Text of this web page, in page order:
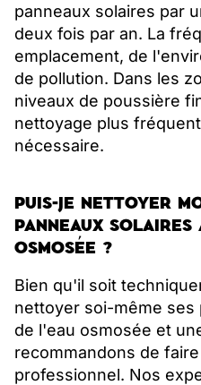
panneaux solaires par
deux fois par an. La
emplacement, de
de pollution. Dans les
niveaux de poussière
nettoyage plus
nécessaire.
PUIS-JE NETTOYER
PANNEAUX
OSMOSÉE ?
Bien qu'il soit
nettoyer soi-même ses
de l'eau osmosée et
recommandons de
professionnel. Nos